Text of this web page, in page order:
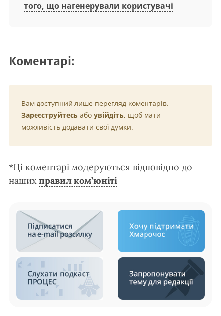
того, що нагенерували користувачі
Коментарі:
Вам доступний лише перегляд коментарів.
Зареєструйтесь або увійдіть, щоб мати
можливість додавати свої думки.
*Ці коментарі модеруються відповідно до
наших правил ком’юніті